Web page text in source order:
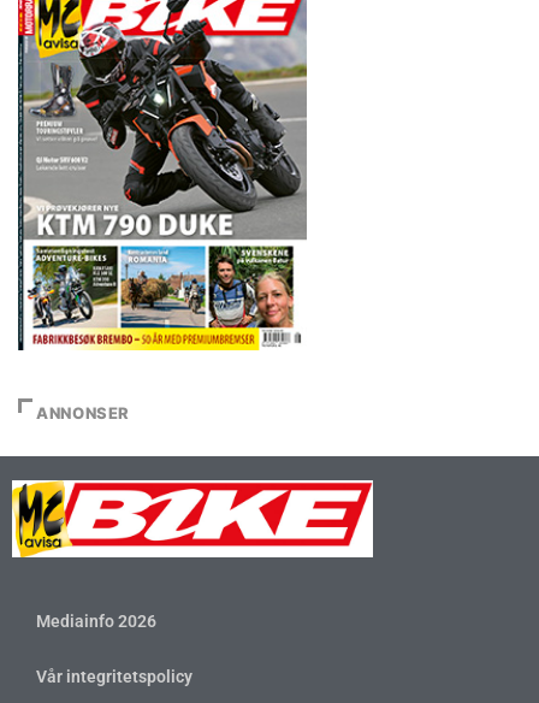
ANNONSER
Mediainfo 2026
Vår integritetspolicy